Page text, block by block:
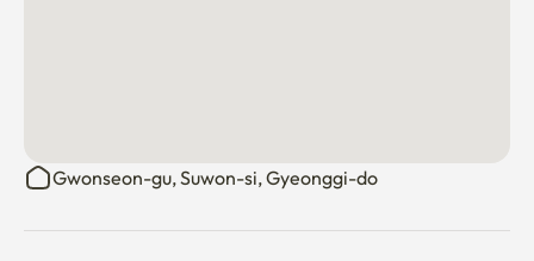
C'est à cinq minutes du bus 👍
Il est à deux arrêts de ✔️ Suwon Station.
Gwonseon-gu, Suwon-si, Gyeonggi-do